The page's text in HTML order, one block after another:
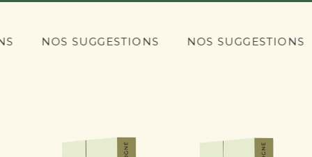
SUGGESTIONS NOS SUGGESTIONS NOS